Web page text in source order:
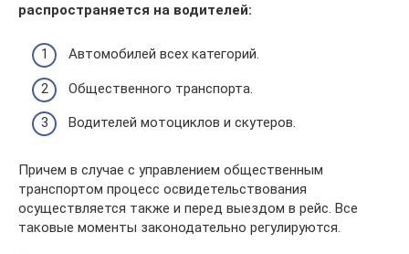
распространяется на водителей:
Автомобилей всех категорий.
Общественного транспорта.
Водителей мотоциклов и скутеров.
Причем в случае с управлением общественным
транспортом процесс освидетельствования
осуществляется также и перед выездом в рейс. Все
таковые моменты законодательно регулируются.